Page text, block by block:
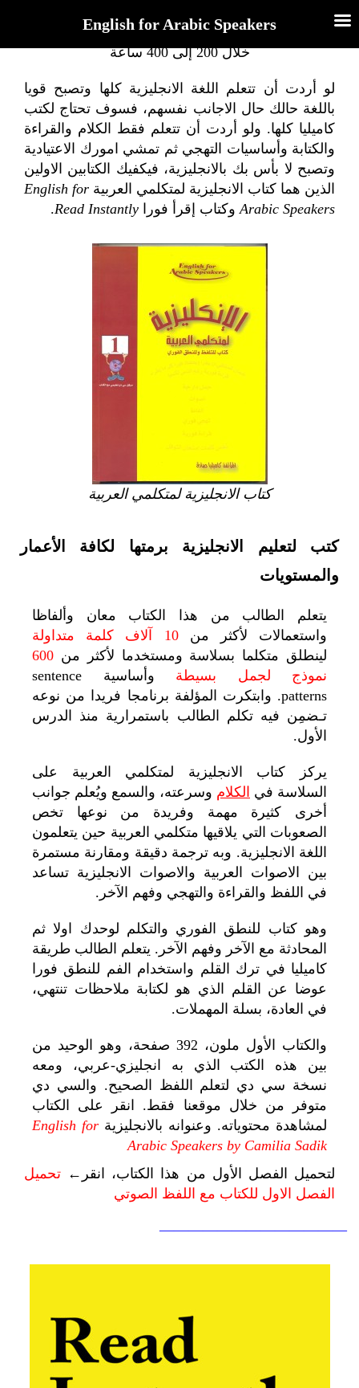
طريقة كاميليا تقدم ستة كتب لتعليم الانجليزية برمتها
خلال 200 إلى 400 ساعة
لو أردت أن تتعلم اللغة الانجليزية كلها وتصبح قويا
باللغة حالك حال الاجانب نفسهم، فسوف تحتاج لكتب
كاميليا كلها. ولو أردت أن تتعلم فقط الكلام والقراءة
والكتابة وأساسيات التهجي ثم تمشي امورك الاعتيادية
وتصبح لا بأس بك بالانجليزية، فيكفيك الكتابين الاولين
الذين هما كتاب الانجليزية لمتكلمي العربية English for
Arabic Speakersوكتاب إقرأ فورا Read Instantly
.
كتاب الانجليزية لمتكلمي العربية
كتب لتعليم الانجليزية برمتها لكافة الأعمار
والمستويات
يتعلم الطالب من هذا الكتاب معان وألفاظا
واستعمالات لأكثر من10 آلاف كلمة متداولة
لينطلق متكلما بسلاسة ومستخدما لأكثر من 600
نموذج لجمل بسيطة
وأساسية sentence
patterns. وابتكرت المؤلفة برنامجا فريدا من نوعه
تـضمِن فيه تكلم الطالب باستمرارية منذ الدرس
الأول.
يركز كتاب الانجليزية لمتكلمي العربية على
السلاسة في الكلام وسرعته، والسمع ويُعلم جوانب
أخرى كثيرة مهمة وفريدة من نوعها تخص
الصعوبات التي يلاقيها متكلمي العربية حين يتعلمون
اللغة الانجليزية. وبه ترجمة دقيقة ومقارنة مستمرة
بين الاصوات العربية والاصوات الانجليزية تساعد
في اللفظ والقراءة والتهجي وفهم الآخر.
وهو كتاب للنطق الفوري والتكلم لوحدك اولا ثم
المحادثة مع الآخر وفهم الآخر. يتعلم الطالب طريقة
كاميليا في ترك القلم واستخدام الفم للنطق فورا
عوضا عن القلم الذي هو لكتابة ملاحظات تنتهي،
في العادة، بسلة المهملات.
و الكتاب الأول
ملون، 392 صفحة، وهو الوحيد من
بين هذه الكتب الذي به انجليزي-عربي، ومعه
نسخة سي دي لتعلم اللفظ الصحيح. والسي دي
متوفر من خلال موقعنا فقط. انقر على الكتاب
لمشاهدة محتوياته. وعنوانه بالانجليزية English for
Arabic Speakers by Camilia Sadik
لتحميل الفصل الأول من هذا الكتاب، انقر← تحميل
الفصل الاول للكتاب مع اللفظ الصوتي
—————————————
English for Arabic Speakers